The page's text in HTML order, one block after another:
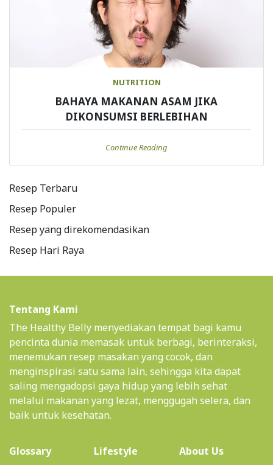
NUTRITION
BAHAYA MAKANAN ASAM JIKA
DIKONSUMSI BERLEBIHAN
Continue Reading
Resep Terbaru
Resep Populer
Resep yang direkomendasikan
Resep Hari Raya
Tentang Kami
The Healthy Belly menyediakan tempat bagi kamu
pencinta dunia memasak untuk berbagi, berinteraksi,
menemukan resep masakan yang cocok, dan
menginspirasi satu sama lain, sehingga kita dapat
saling mengadopsi gaya hidup yang lebih sehat
melalui makanan yang lezat, menggugah selera, dan
baik untuk kesehatan.
Glossary Lifestyle About Us(current)